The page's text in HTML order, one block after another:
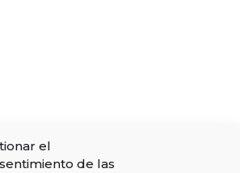
el
de las